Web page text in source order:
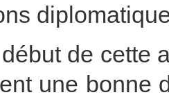
de cette
une bonne